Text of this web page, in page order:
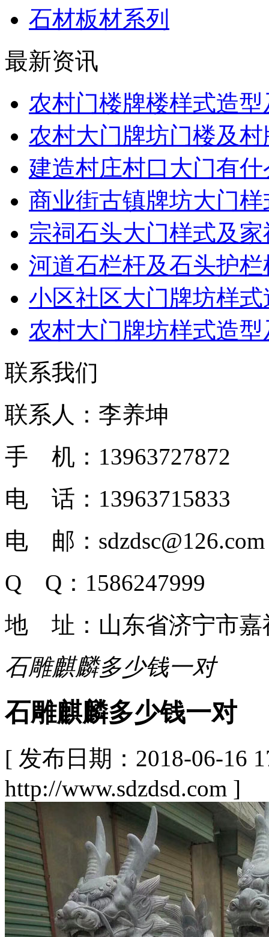
石材板材系列
最新资讯
农村门楼牌楼样式造
农村大门牌坊门楼及
建造村庄村口大门有
商业街古镇牌坊大门
宗祠石头大门样式及
河道石栏杆及石头护
小区社区大门牌坊样
农村大门牌坊样式造
联系我们
联系人：李养坤
手 机：13963727872
电 话：13963715833
电 邮：sdzdsc@126.com
Q Q：1586247999
地 址：山东省济宁市嘉
石雕麒麟多少钱一对
石雕麒麟多少钱一对
[ 发布日期：2018-06-16
http://www.sdzdsd.com ]